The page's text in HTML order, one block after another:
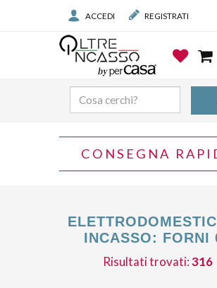
ACCEDI REGISTRATI
CONSEGNA
INCASSO: FORNI
Risultati trovati:316